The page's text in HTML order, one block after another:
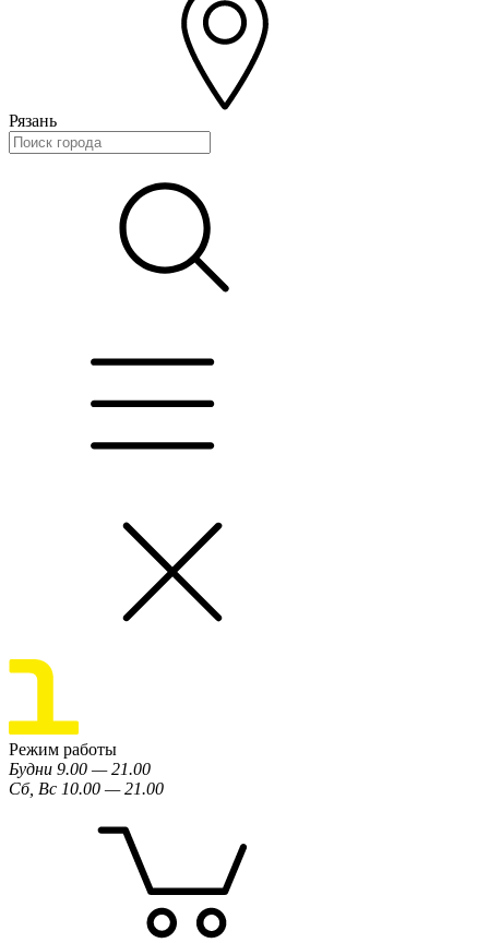
Рязань
Режим работы
Будни 9.00 — 21.00
Сб, Вс 10.00 — 21.00